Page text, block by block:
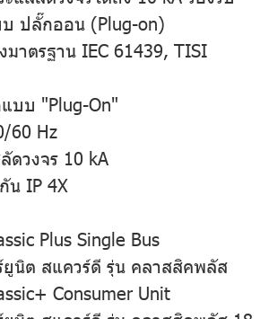
ปลั๊กออน (Plug-on)
มาตรฐาน IEC 61439, TISI
บบ "Plug-On"
60 Hz
ดวงจร 10 kA
น IP 4X
Plus Single Bus
ยูนิต สแควร์ดี รุ่น คลาสสิคพลัส
Consumer Unit